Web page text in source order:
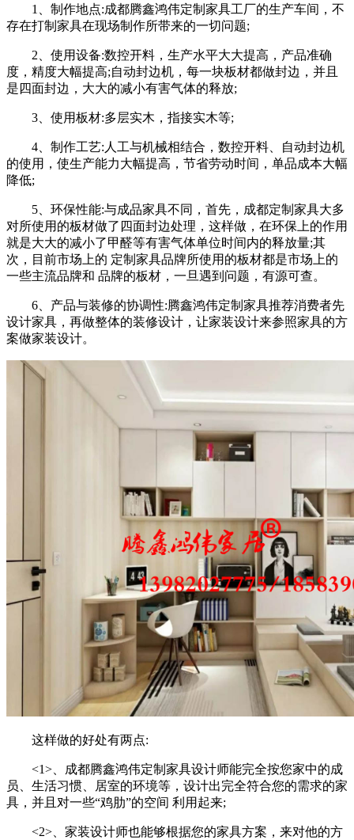
1、制作地点:成都腾鑫鸿伟定制家具工厂的生产车间，不
存在打制家具在现场制作所带来的一切问题;
2、使用设备:数控开料，生产水平大大提高，产品准确
度，精度大幅提高;自动封边机，每一块板材都做封边，并且
是四面封边， 大大的减小有害气体的释放;
3、使用板材:多层实木，指接实木等;
4、制作工艺:人工与机械相结合，数控开料、自动封边机
的使用，使生产能力大幅提高，节省劳动时间，单品成本大幅
降低;
5、环保性能:与成品家具不同，首先，成都定制家具大多
对所使用的板材做了四面封边处理，这样做，在环保上的作用
就是大大的减小了甲醛等有害气体单位时间内的释放量;其
次，目前市场上的 定制家具品牌所使用的板材都是市场上的
一些主流品牌和 品牌的板材，一旦遇到问题，有源可查。
6、产品与装修的协调性:腾鑫鸿伟定制家具推荐消费者先
设计家具，再做整体的装修设计，让家装设计来参照家具的方
案做家装设计。
这样做的好处有两点:
<1>、成都腾鑫鸿伟定制家具设计师能完全按您家中的成
员、生活习惯、居室的环境等，设计出完全符合您的需求的家
具，并且对一些“鸡肋”的空间 利用起来;
<2>、家装设计师也能够根据您的家具方案，来对他的方